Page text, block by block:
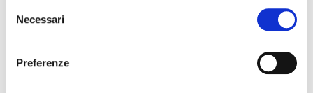
delNecessari
Preferenze
l’essenza di Monnalisa costruendo esperienze
installato
nella boutique di via della Spiga a Milano, con
schermo touch sensitive e
motion-tracking
, che permette al cliente dello store